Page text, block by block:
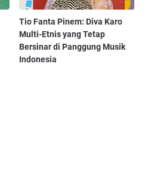
Tio Fanta Pinem: Diva Karo
Multi-Etnis yang Tetap
Bersinar di Panggung Musik
Indonesia